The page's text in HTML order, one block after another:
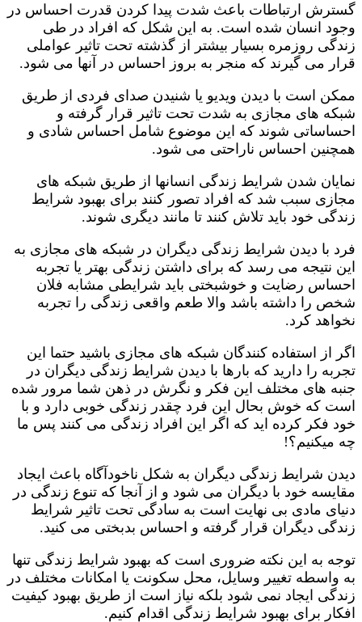
گسترش ارتباطات باعث شدت پیدا کردن قدرت احساس در
وجود انسان شده است. به این شکل که افراد در طی
زندگی روزمره بسیار بیشتر از گذشته تحت تاثیر عواملی
قرار می گیرند که منجر به بروز احساس در آنها می شود.
ممکن است با دیدن ویدیو یا شنیدن صدای فردی از طریق
شبکه های مجازی به شدت تحت تاثیر قرار گرفته و
احساساتی شوند که این موضوع شامل احساس شادی و
همچنین احساس ناراحتی می شود.
نمایان شدن شرایط زندگی انسانها از طریق شبکه های
مجازی سبب شد که افراد تصور کنند برای بهبود شرایط
زندگی خود باید تلاش کنند تا مانند دیگری شوند.
فرد با دیدن شرایط زندگی دیگران در شبکه های مجازی به
این نتیجه می رسد که برای داشتن زندگی بهتر یا تجربه
احساس رضایت و خوشبختی باید شرایطی مشابه فلان
شخص را داشته باشد والا طعم واقعی زندگی را تجربه
نخواهد کرد.
اگر از استفاده کنندگان شبکه های مجازی باشید حتما این
تجربه را دارید که بارها با دیدن شرایط زندگی دیگران در
جنبه های مختلف این فکر و نگرش در ذهن شما مرور شده
است که خوش بحال این فرد چقدر زندگی خوبی دارد و با
خود فکر کرده اید که اگر این افراد زندگی می کنند پس ما
چه میکنیم؟!
دیدن شرایط زندگی دیگران به شکل ناخودآگاه باعث ایجاد
مقایسه خود با دیگران می شود و از آنجا که تنوع زندگی در
دنیای مادی بی نهایت است به سادگی تحت تاثیر شرایط
زندگی دیگران قرار گرفته و احساس بدبختی می کنید.
توجه به این نکته ضروری است که بهبود شرایط زندگی تنها
به واسطه تغییر وسایل، محل سکونت یا امکانات مختلف در
زندگی ایجاد نمی شود بلکه نیاز است از طریق بهبود کیفیت
افکار برای بهبود شرایط زندگی اقدام کنیم.